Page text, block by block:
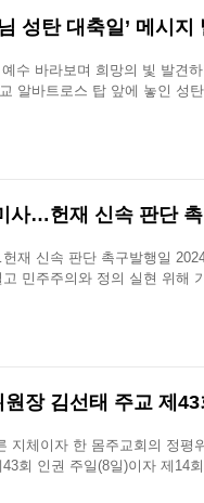
성탄 대축일’ 메시
수 바라보며 희망의 빛 발견
알바트로스 탑 앞에 놓인 성
사…헌재 신속 판단
재 신속 판단 촉구발행일
민주주의와 정의 실현 위해
장 김선태 주교 제
지체이자 한 몸주교회의 정
회 인권 주일(8일)이자 제14